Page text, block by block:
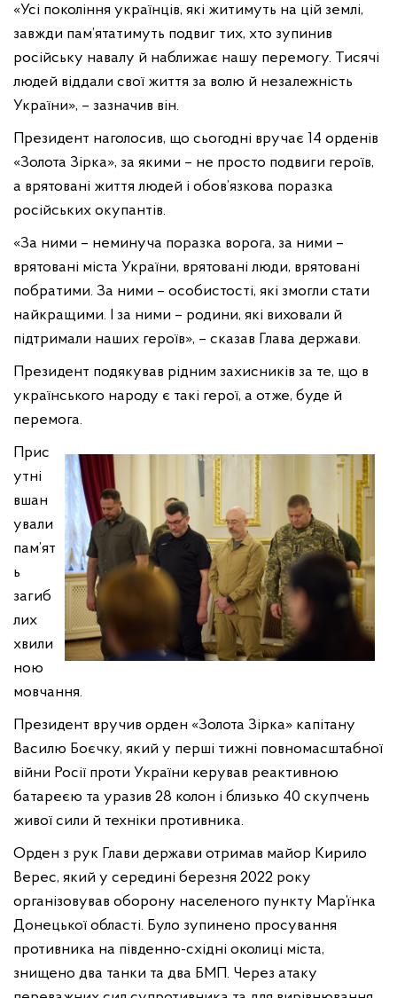
«Усі покоління українців, які житимуть на цій землі,
завжди пам’ятатимуть подвиг тих, хто зупинив
російську навалу й наближає нашу перемогу. Тисячі
людей віддали свої життя за волю й незалежність
України», – зазначив він.
Президент наголосив, що сьогодні вручає 14 орденів
«Золота Зірка», за якими – не просто подвиги героїв,
а врятовані життя людей і обов’язкова поразка
російських окупантів.
«За ними – неминуча поразка ворога, за ними –
врятовані міста України, врятовані люди, врятовані
побратими. За ними – особистості, які змогли стати
найкращими. І за ними – родини, які виховали й
підтримали наших героїв», – сказав Глава держави.
Президент подякував рідним захисників за те, що в
українського народу є такі герої, а отже, буде й
перемога.
Прис
утні
вшан
ували
пам’ят
ь
загиб
лих
хвили
ною
мовчання.
Президент вручив орден «Золота Зірка» капітану
Василю Боєчку, який у перші тижні повномасштабної
війни Росії проти України керував реактивною
батареєю та уразив 28 колон і близько 40 скупчень
живої сили й техніки противника.
Орден з рук Глави держави отримав майор Кирило
Верес, який у середині березня 2022 року
організовував оборону населеного пункту Мар’їнка
Донецької області. Було зупинено просування
противника на південно-східні околиці міста,
знищено два танки та два БМП. Через атаку